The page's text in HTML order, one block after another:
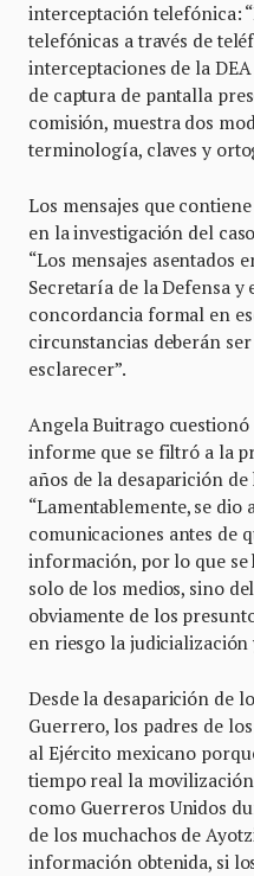
interceptación telefónica:
telefónicas a través de
interceptaciones de la
de captura de pantalla
comisión, muestra dos
terminología, claves y
Los mensajes que
en la investigación del
“Los mensajes asentados
Secretaría de la Defensa
concordancia formal en
circunstancias deberán
esclarecer”.
Angela Buitrago
informe que se filtró a la
años de la desaparición
“Lamentablemente, se dio
comunicaciones antes de
información, por lo que
solo de los medios, sino
obviamente de los
en riesgo la judicialización
Desde la desaparición de
Guerrero, los padres de
al Ejército mexicano
tiempo real la
como Guerreros Unidos
de los muchachos de
información obtenida, si